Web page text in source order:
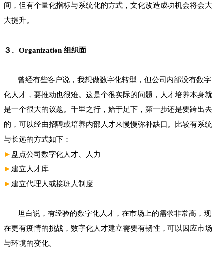
间，但有个量化指标与系统化的方式，文化改造成功机会将会大
大提升。
３、Organization 组织面
曾经有些客户说，我想做数字化转型，但公司内部没有数字
化人才，要推动也很难。这是个很实际的问题，人才培养本身就
是一个很大的议题。千里之行，始于足下，第一步还是要跨出去
的，可以经由招聘或培养内部人才来慢慢弥补缺口。比较有系统
与长远的方式如下：
►盘点公司数字化人才、人力
►建立人才库
►建立代理人或接班人制度
坦白说，有经验的数字化人才，在市场上的需求非常高，现
在更有疫情的挑战，数字化人才建立需要有韧性，可以因应市场
与环境的变化。